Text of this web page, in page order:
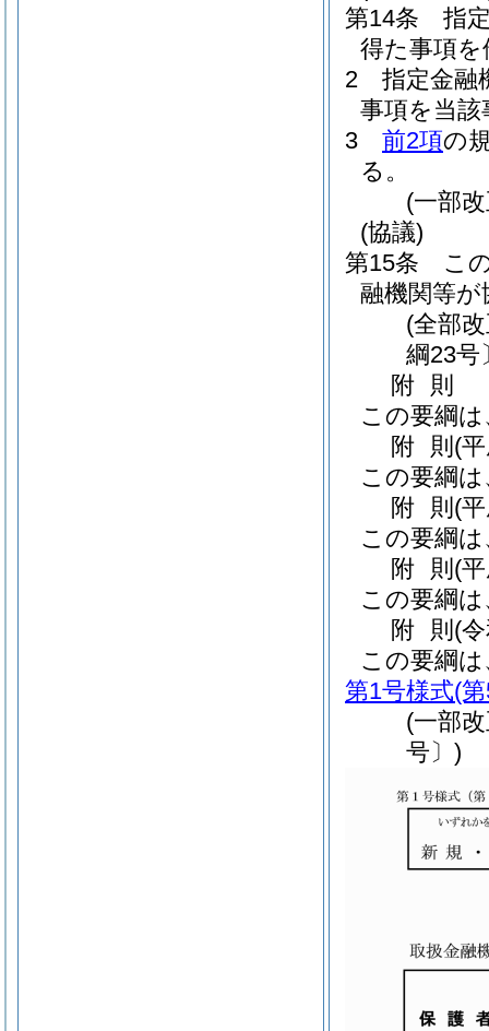
第14条
指
得た事項
2
指定金融
事項を当
3
前2項の
る。
(一部
(協議)
第15条
こ
融機関等
(全部
綱23号
附 則
この要綱
附 則 (
この要綱
附 則 (
この要綱
附 則 (
この要綱
附 則 (
この要綱
第1号様式(
(一部
号〕)